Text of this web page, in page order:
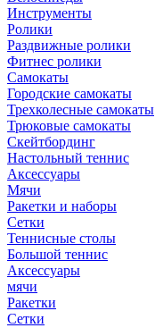
Инструменты
Ролики
Раздвижные ролики
Фитнес ролики
Самокаты
Городские самокаты
Трехколесные самокаты
Трюковые самокаты
Скейтбординг
Настольный теннис
Аксессуары
Мячи
Ракетки и наборы
Сетки
Теннисные столы
Большой теннис
Аксессуары
мячи
Ракетки
Сетки